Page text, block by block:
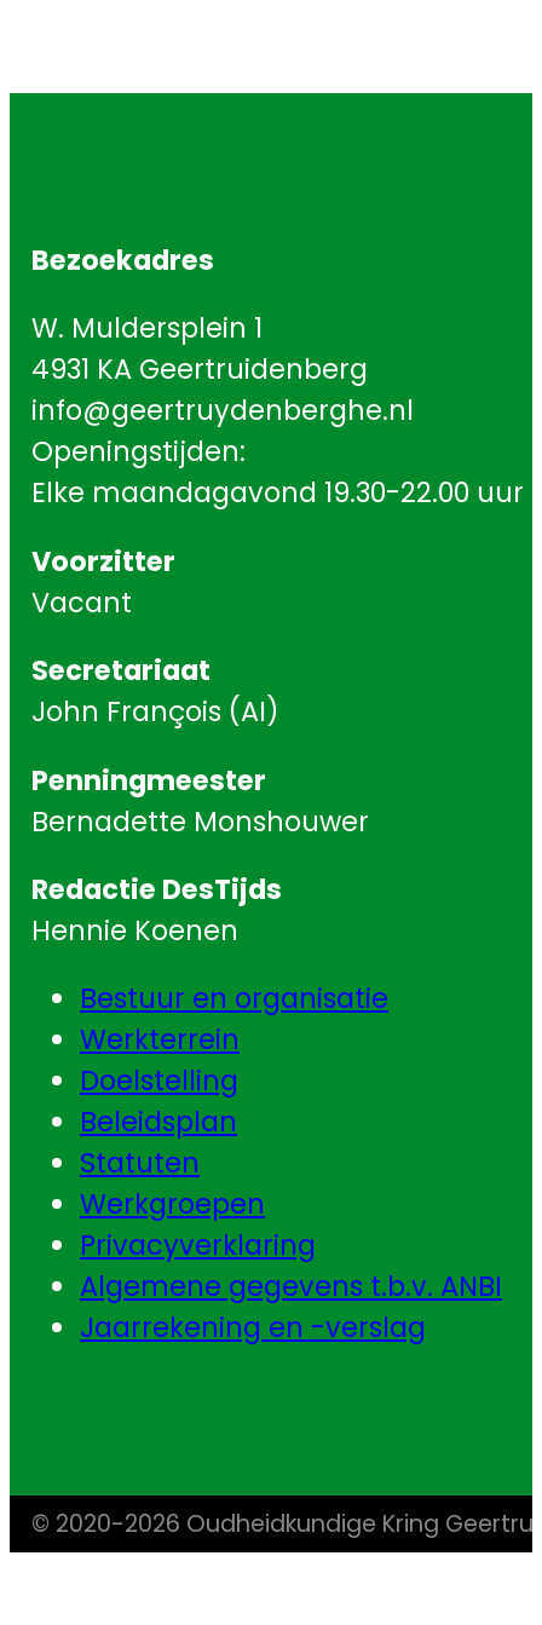
Bezoekadres
W. Muldersplein 1
4931 KA Geertruidenberg
info@geertruydenberghe.nl
Openingstijden:
Elke maandagavond 19.30-22.00 uur
Voorzitter
Vacant
Secretariaat
John François (AI)
Penningmeester
Bernadette Monshouwer
Redactie DesTijds
Hennie Koenen
Bestuur en organisatie
Werkterrein
Doelstelling
Beleidsplan
Statuten
Werkgroepen
Privacyverklaring
Algemene gegevens t.b.v. ANBI
Jaarrekening en -verslag
© 2020-2026 Oudheidkundige Kring